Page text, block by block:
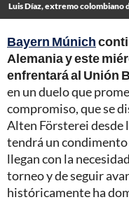
Luis Díaz, extremo colombiano
Bayern Múnich
Alemania y este
enfrentará al Unión
en un duelo que
compromiso, que se
Alten Försterei desde
tendrá un condimento
llegan con la
torneo y de seguir
históricamente ha